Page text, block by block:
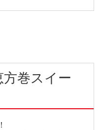
年2月
年1月
巻スイー